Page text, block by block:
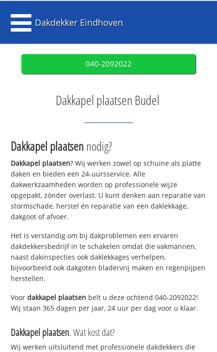
Dakdekker Eindhoven
040-2092022
Dakkapel plaatsen Budel
Dakkapel plaatsen nodig?
Dakkapel plaatsen? Wij werken zowel op schuine als platte
daken en bieden een 24-uursservice. Alle
dakwerkzaamheden worden op professionele wijze
opgepakt, zónder overlast. U kunt denken aan reparatie van
stormschade, herstel én reparatie van een daklekkage,
dakgoot of afvoer.
Het is verstandig om bij dakproblemen een ervaren
dakdekkersbedrijf in te schakelen omdat die vakmannen,
naast dakinspecties ook daklekkages verhelpen,
bijvoorbeeld ook dakgoten bladervrij maken en regenpijpen
herstellen.
Voordakkapel plaatsen belt u deze ochtend 040-2092022!
Wij staan 365 dagen per jaar, 24 uur per dag voor u klaar.
Dakkapel plaatsen. Wat kost dat?
Wij werken uitsluitend met professionele dakdekkers die